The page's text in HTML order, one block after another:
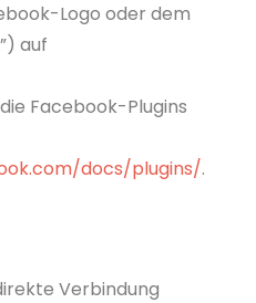
Logo oder dem
auf
Facebook-Plugins
docs/plugins/.
Verbindung